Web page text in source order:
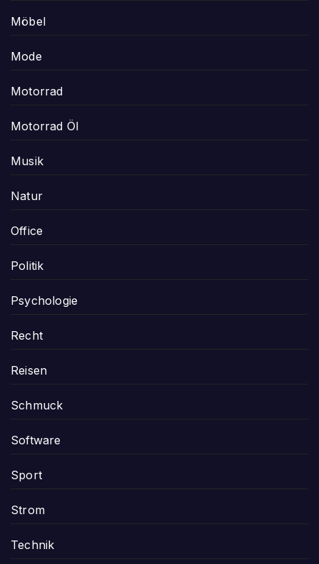
Möbel
Mode
Motorrad
Motorrad Öl
Musik
Natur
Office
Politik
Psychologie
Recht
Reisen
Schmuck
Software
Sport
Strom
Technik